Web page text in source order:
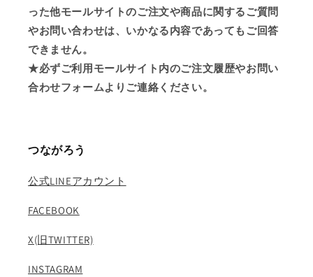
った他モールサイトのご注文や商品に関するご質問
やお問い合わせは、いかなる内容であってもご回答
できません。
★必ずご利用モールサイト内のご注文履歴やお問い
合わせフォームよりご連絡ください。
つながろう
公式LINEアカウント
FACEBOOK
X(旧TWITTER)
INSTAGRAM